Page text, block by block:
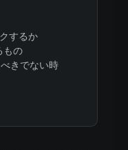
するか
もの
きでない時